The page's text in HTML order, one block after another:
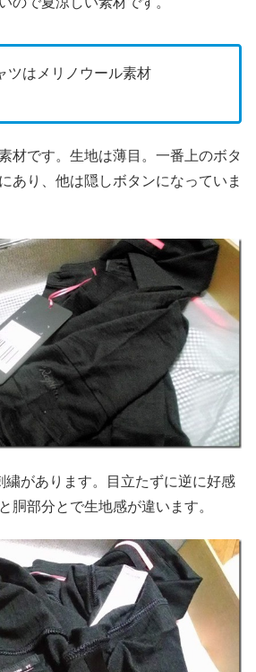
ツはメリノウール素材
材です。生地は薄目。一番上のボタ
あり、他は隠しボタンになっていま
繍があります。目立たずに逆に好感
胴部分とで生地感が違います。